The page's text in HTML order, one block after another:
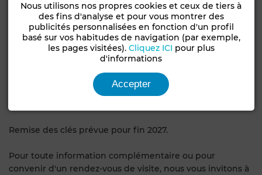
Caractéristiques de la résidence :
Immeuble moderne et sécurisé.
proximité des commodités.
Remise des clés prévue pour fin 2027.
Pour toute information complémentaire ou pour
convenir d'un rendez-vous de visite, nous vous invitons à
Nous utilisons nos propres cookies et ceux de tiers à
des fins d'analyse et pour vous montrer des
publicités personnalisées en fonction d'un profil
basé sur vos habitudes de navigation (par exemple,
les pages visitées). Cliquez ICI pour plus
d'informations
Accepter